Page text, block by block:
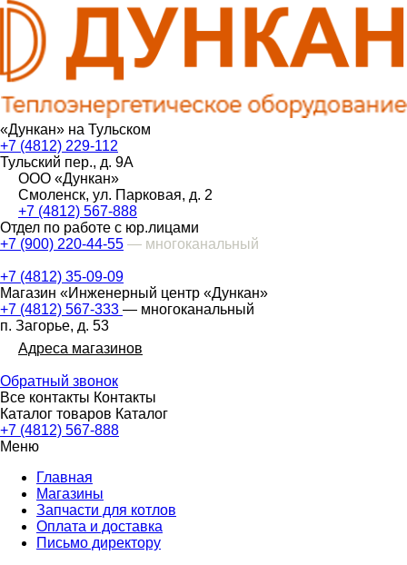
«Дункан» на Тульском
+7 (4812) 229-112
Тульский пер., д. 9А
ООО «Дункан»
Смоленск, ул. Парковая, д. 2
+7 (4812) 567-888
Отдел по работе с юр.лицами
+7 (900) 220-44-55 — многоканальный
+7 (4812) 35-09-09
Магазин «Инженерный центр «Дункан»
+7 (4812) 567-333 — многоканальный
п. Загорье, д. 53
Адреса магазинов
Обратный звонок
Все контакты Контакты
Каталог товаров Каталог
+7 (4812) 567-888
Меню
Главная
Магазины
Запчасти для котлов
Оплата и доставка
Письмо директору